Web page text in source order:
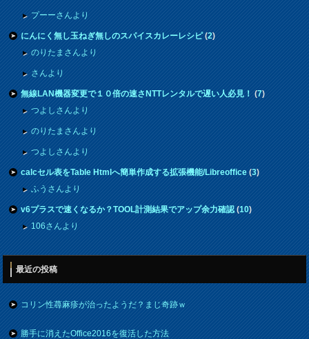
プーーさんより
にんにく無し玉ねぎ無しのスパイスカレーレシピ(2)
のりたまさんより
さんより
無線LAN機器変更で１０倍の速さNTTレンタルで遅い人必見！(7)
つよしさんより
のりたまさんより
つよしさんより
calcセル表をTable Htmlへ簡単作成する拡張機能/Libreoffice(3)
ふうさんより
v6プラスで速くなるか？TOOL計測結果でアップ余力確認(10)
106さんより
最近の投稿
コリン性蕁麻疹が治ったようだ？まじ奇跡ｗ
勝手に消えたOffice2016を復活した方法